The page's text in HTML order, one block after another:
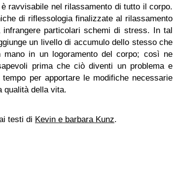
è ravvisabile nel rilassamento di tutto il corpo.
di riflessologia finalizzate al rilassamento
particolari schemi di stress. In tal
un livello di accumulo dello stesso che
mano in un logoramento del corpo; così ne
prima che ciò diventi un problema e
per apportare le modifiche necessarie
qualità della vita.
testi di Kevin e barbara Kunz.